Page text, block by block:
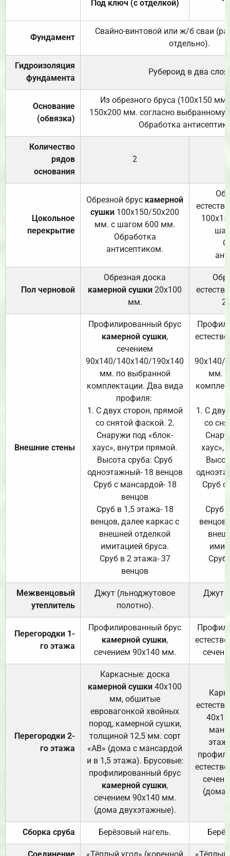
Под ключ (с отделкой)
Фундамент
Свайно-винтовой или ж/б сваи
отдельно).
Гидроизоляция
фундамента
Рубероид в два слоя.
Основание
(обвязка)
Из обрезного бруса (100х150
150х200 мм. согласно выбранному
Обработка
Количество
рядов
основания
2
Цокольное
перекрытие
Обрезной брус камерной
сушки 100х150/50х200
мм. с шагом 600 мм.
Обработка
антисептиком.
Пол черновой
Обрезная доска
камерной сушки 20х100
мм.
Внешние стены
Профилированный брус
камерной сушки,
сечением
90х140/140х140/190х140
мм. по выбранной
комплектации. Два вида
профиля:
1. С двух сторон, прямой
со снятой фаской. 2.
Снаружи под «блок-
хаус», внутри прямой.
Высота сруба: Сруб
одноэтажный- 18 венцов
Сруб с мансардой- 18
венцов
Сруб в 1,5 этажа- 18
венцов, далее каркас с
внешней отделкой
имитацией бруса.
Сруб в 2 этажа- 37
венцов
90х140/
мм.
1. С
со
хаус»,
Сруб с
Сруб
Сруб
Межвенцовый
утеплитель
Джут (льноджутовое
полотно).
Джут
Перегородки 1-
го этажа
Профилированный брус
камерной сушки,
сечением 90х140 мм.
Перегородки 2-
го этажа
Каркасные: доска
камерной сушки 40х100
мм, обшитые
евровагонкой хвойных
пород, камерной сушки,
толщиной 12,5 мм. сорт
«АВ» (дома с мансардой
и в 1,5 этажа). Брусовые:
профилированный брус
камерной сушки,
сечением 90х140 мм.
(дома двухэтажные).
(дома
Сборка сруба Берёзовый нагель.
Соединение
«Тёплый угол» (коренной
«Тёплый